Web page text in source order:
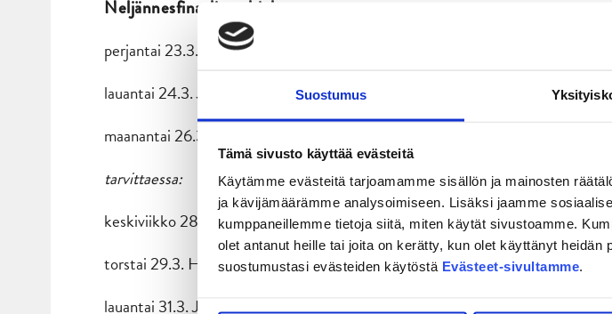
Suostumus
Tämä sivusto käyttää evästeitä
Käytämme evästeitä tarjoamamme sisällön ja mainosten
ja kävijämäärämme analysoimiseen. Lisäksi jaamme
kumppaneillemme tietoja siitä, miten käytät sivustoamme.
olet antanut heille tai joita on kerätty, kun olet käyttänyt
suostumustasi evästeiden käytöstä Evästeet-sivultamme.
Neljännesfinaalien ohjelma:
perjantai 23.3. HIFK – JYP
lauantai 24.3. JYP – HIFK
maanantai 26.3. HIFK JYP
tarvittaessa:
keskiviikko 28.3. JYP – HIFK
torstai 29.3. HIFK – JYP
lauantai 31.3. JYP – HIFK